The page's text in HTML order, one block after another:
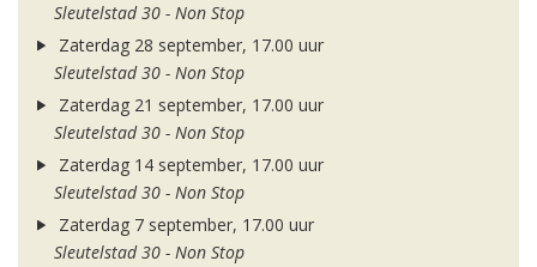
Sleutelstad 30 - Non Stop
Zaterdag 28 september, 17.00 uur
Sleutelstad 30 - Non Stop
Zaterdag 21 september, 17.00 uur
Sleutelstad 30 - Non Stop
Zaterdag 14 september, 17.00 uur
Sleutelstad 30 - Non Stop
Zaterdag 7 september, 17.00 uur
Sleutelstad 30 - Non Stop